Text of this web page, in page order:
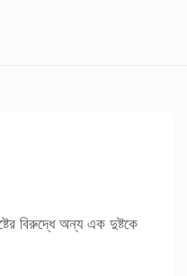
বিরুদ্ধে অন্য এক দুষ্টকে